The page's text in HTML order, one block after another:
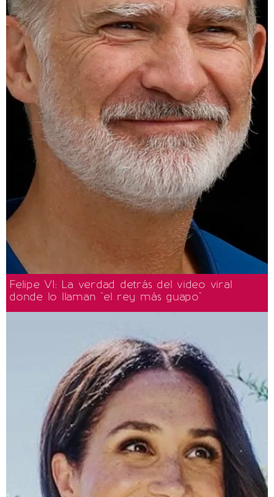
Felipe VI: La verdad detrás del video viral
donde lo llaman "el rey más guapo"